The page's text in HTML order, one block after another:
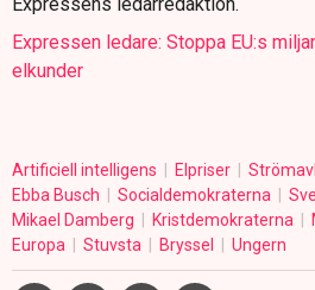
Expressen ledare: Stoppa EU:s
elkunder
Artificiell intelligens Elpriser
Ebba Busch
Socialdemokraterna
Mikael Damberg
Kristdemokraterna
Europa
Stuvsta Bryssel Ungern